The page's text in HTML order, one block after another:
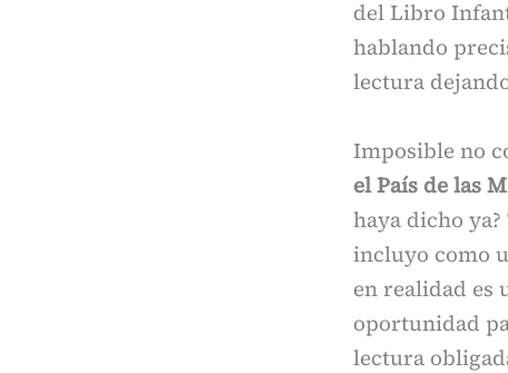
del Libro
hablando
lectura
Imposible no
el País de las
haya dicho
incluyo como
en realidad es
oportunidad
lectura